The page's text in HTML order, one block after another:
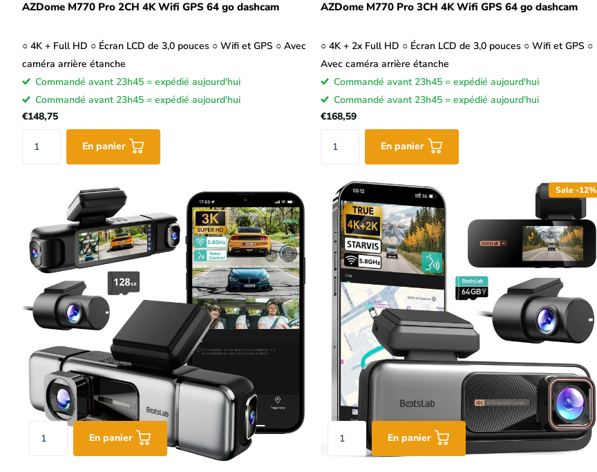
AZDome M770 Pro 2CH 4K Wifi GPS 64 go dashcam
○ 4K + Full HD ○ Écran LCD de 3,0 pouces ○ Wifi et GPS ○ Avec
caméra arrière étanche
Commandé avant 23h45 = expédié aujourd'hui
Commandé avant 23h45 = expédié aujourd'hui
€148,75
En panier
AZDome M770 Pro 3CH 4K Wifi GPS 64 go dashcam
○ 4K + 2x Full HD ○ Écran LCD de 3,0 pouces ○ Wifi et GPS ○
Avec caméra arrière étanche
Commandé avant 23h45 = expédié aujourd'hui
Commandé avant 23h45 = expédié aujourd'hui
€168,59
En panier
En panier
Sale -12%
En panier